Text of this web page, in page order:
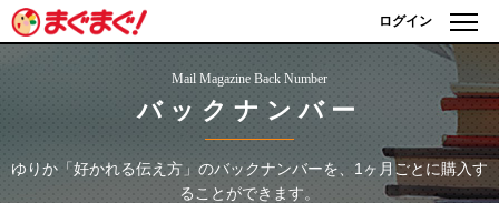
ログイン
Mail Magazine Back Number
バックナンバー
ゆりか「好かれる伝え方」 のバックナンバーを、1ヶ月ごとに購入す
ることができます。